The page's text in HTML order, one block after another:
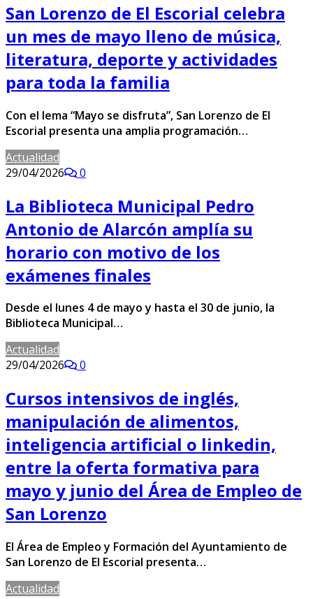
San Lorenzo de El Escorial celebra
un mes de mayo lleno de música,
literatura, deporte y actividades
para toda la familia
Con el lema “Mayo se disfruta”, San Lorenzo de El
Escorial presenta una amplia programación…
Actualidad
29/04/2026
0
La Biblioteca Municipal Pedro
Antonio de Alarcón amplía su
horario con motivo de los
exámenes finales
Desde el lunes 4 de mayo y hasta el 30 de junio, la
Biblioteca Municipal…
Actualidad
29/04/2026
0
Cursos intensivos de inglés,
manipulación de alimentos,
inteligencia artificial o linkedin,
entre la oferta formativa para
mayo y junio del Área de Empleo de
San Lorenzo
El Área de Empleo y Formación del Ayuntamiento de
San Lorenzo de El Escorial presenta…
Actualidad